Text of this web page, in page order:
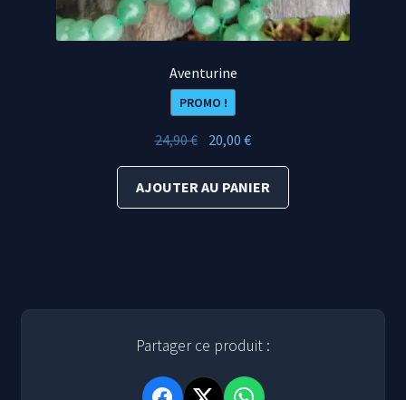
Aventurine
PROMO !
24,90€ Le
initial
était :
20,00€Le
actuel
est :
AJOUTER AU PANIER
Partager ce produit :